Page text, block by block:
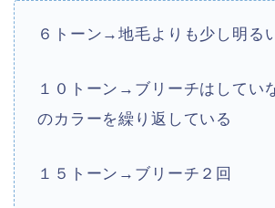
６トーン→地毛よりも少し明る
１０トーン→ブリーチはしてい
のカラーを繰り返している
１５トーン→ブリーチ２回